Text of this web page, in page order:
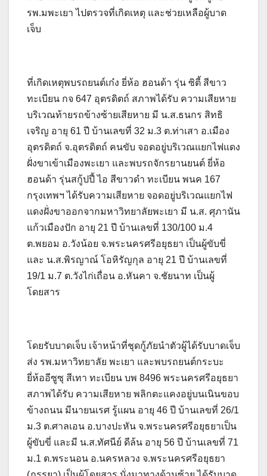
รพ.มพะเยา ไปตรวจที่เกิดเหตุ และช่วยเหลือผู้บาด
เจ็บ
ที่เกิดเหตุพบรถยนต์เก๋ง ยี่ห้อ ฮอนด้า รุ่น ซิตี้ สีขาว
ทะเบียน กจ 647 อุตรดิตถ์ สภาพได้รับ ความเสียหาย
บริเวณท้ายรถข้างซ้ายเสียหาย มี น.ส.ธนกร สิทธิ
เจริญ อายุ 61 ปี บ้านเลขที่ 32 ม.3 ต.ท่าเสา อ.เมือง
อุตรดิตถ์ จ.อุตรดิตถ์ คนขับ จอดอยู่บริเวณแยกไฟแดง
ฝั่งขาเข้าเมืองพะเยา และพบรถจักรยานยนต์ ยี่ห้อ
ฮอนด้า รุ่นสกู้ปปี้ ไอ สีขาวดำ ทะเบียน พนค 167
กรุงเทพฯ ได้รับความเสียหาย จอดอยู่บริเวณแยกไฟ
แดงฝั่งขาออกจากมหาวิทยาลัยพะเยา มี น.ส. ศุภานัน
แก้วเมืองปัก อายุ 21 ปี บ้านเลขที่ 130/100 ม.4
ต.พยอม อ.วังน้อย จ.พระนครศรีอยุธยา เป็นผู้ขับขี่
และ น.ส.พิรญาณ์ โอหิรัญกุล อายุ 21 ปี บ้านเลขที่
19/1 ม.7 ต.วังไก่เถื่อน อ.หันคา จ.ชัยนาท เป็นผู้
โดยสาร
โดยรับบาดเจ็บ เจ้าหน้าที่ชุดกู้ภัยนำตัวผู้ได้รับบาดเจ็บ
ส่ง รพ.มหาวิทยาลัย พะเยา และพบรถยนต์กระบะ
ยี่ห้ออีซูซุ สีเทา ทะเบียน บพ 8496 พระนครศรีอยุธยา
สภาพได้รับ ความเสียหาย พลิกตะแคงอยู่บนเนินขอบ
ข้างถนน มีนายนเรศ รู้แผน อายุ 46 ปี บ้านเลขที่ 26/1
ม.3 ต.ศาลเอน อ.บางปะหัน จ.พระนครศรีอยุธยาเป็น
ผู้ขับขี่ และมี น.ส.ทัศนีย์ ดีล้น อายุ 56 ปี บ้านเลขที่ 71
ม.1 ต.พระนอน อ.นครหลวง จ.พระนครศรีอยุธยา